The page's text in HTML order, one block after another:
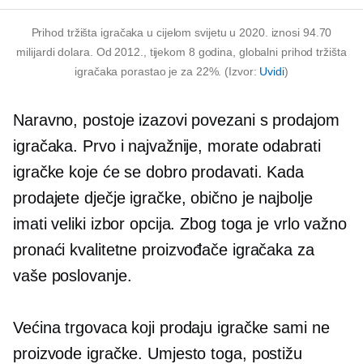
Prihod tržišta igračaka u cijelom svijetu u 2020. iznosi 94.70
milijardi dolara. Od 2012., tijekom 8 godina, globalni prihod tržišta
igračaka porastao je za 22%. (Izvor: Uvidi)
Naravno, postoje izazovi povezani s prodajom
igračaka. Prvo i najvažnije, morate odabrati
igračke koje će se dobro prodavati. Kada
prodajete dječje igračke, obično je najbolje
imati veliki izbor opcija. Zbog toga je vrlo važno
pronaći kvalitetne proizvođače igračaka za
vaše poslovanje.
Većina trgovaca koji prodaju igračke sami ne
proizvode igračke. Umjesto toga, postižu